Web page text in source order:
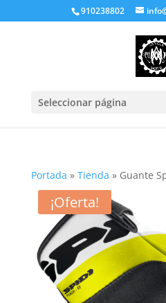
910238802
Seleccionar página
Portada » Tienda » Guante
¡Oferta!